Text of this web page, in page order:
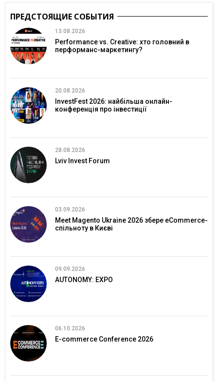
ПРЕДСТОЯЩИЕ СОБЫТИЯ
13.08.2026
Performance vs. Creative: хто головний в
перформанс-маркетингу?
20.08.2026
InvestFest 2026: найбільша онлайн-
конференція про інвестиції
28.08.2026
Lviv Invest Forum
03.09.2026
Meet Magento Ukraine 2026 збере eCommerce-
спільноту в Києві
09.09.2026
AUTONOMY: EXPO
06.10.2026
E-commerce Conference 2026